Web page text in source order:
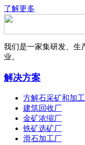
了解更多
我们是一家集研发、生
业。
解决方案
方解石采矿和加
建筑回收厂
金矿浓缩厂
铁矿选矿厂
滑石加工厂